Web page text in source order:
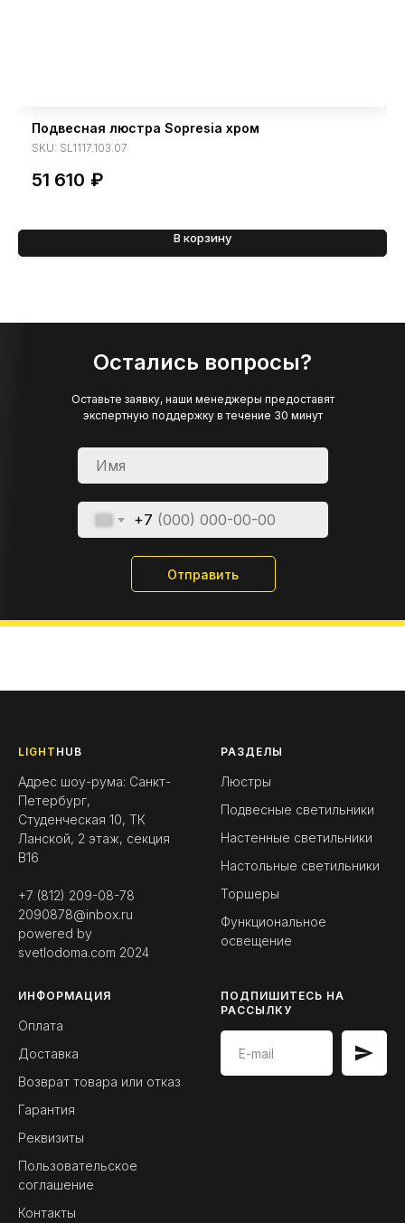
Подвесная люстра Sopresia хром
SKU: SL1117.103.07
51 610 ₽
В корзину
Остались вопросы?
+7
Отправить
Оставьте заявку, наши менеджеры предоставят
экспертную поддержку в течение 30 минут
LIGHT HUB
Адрес шоу-рума: Санкт-
Петербург,
Студенческая 10, ТК
Ланской, 2 этаж, секция
B16
+7 (812) 209-08-78
2090878@inbox.ru
powered by
svetlodoma.com 2024
РАЗДЕЛЫ
Люстры
Подвесные светильники
Настенные светильники
Настольные светильники
Торшеры
Функциональное
освещение
ИНФОРМАЦИЯ
Оплата
Доставка
Возврат товара или отказ
Гарантия
Реквизиты
Пользовательское
соглашение
Контакты
ПОДПИШИТЕСЬ НА
РАССЫЛКУ